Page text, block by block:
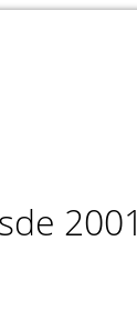
2001